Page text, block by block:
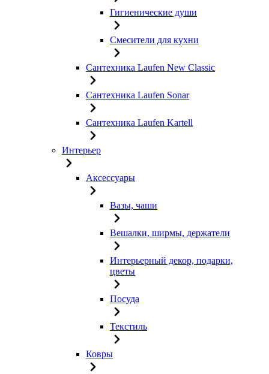
Гигиенические души
Смесители для кухни
Сантехника Laufen New Classic
Сантехника Laufen Sonar
Сантехника Laufen Kartell
Интерьер
Аксессуары
Вазы, чаши
Вешалки, ширмы, держатели
Интерьерный декор, подарки,
цветы
Посуда
Текстиль
Ковры